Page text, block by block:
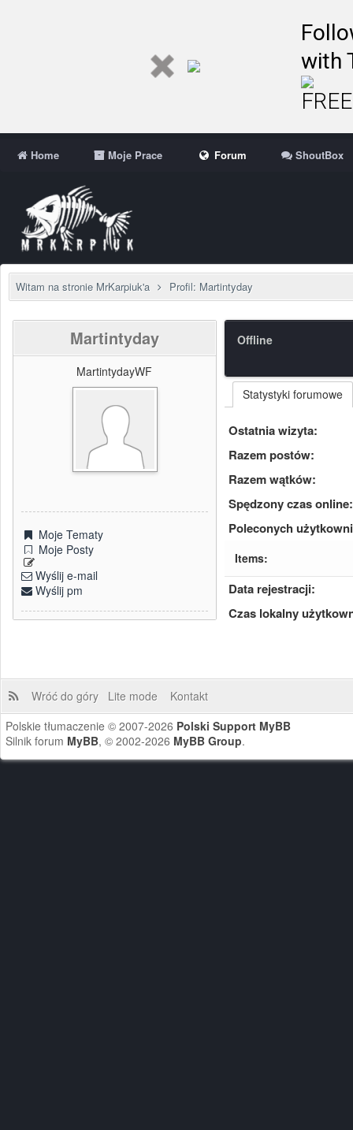
with
Home Moje Prace Forum ShoutBox
Witam na stronie MrKarpiuk'a Profil: Martintyday
Martintyday
MartintydayWF
Moje Tematy
Moje Posty
Wyślij e-mail
Wyślij pm
Offline
Statystyki forumowe
Ostatnia wizyta:
Razem postów:
Razem wątków:
Spędzony czas online:
Poleconych
Items:
Data rejestracji:
Czas lokalny
Wróć do góry Lite mode
Kontakt
Polskie tłumaczenie © 2007-2026 Polski Support MyBB
Silnik forum MyBB, © 2002-2026 MyBB Group.